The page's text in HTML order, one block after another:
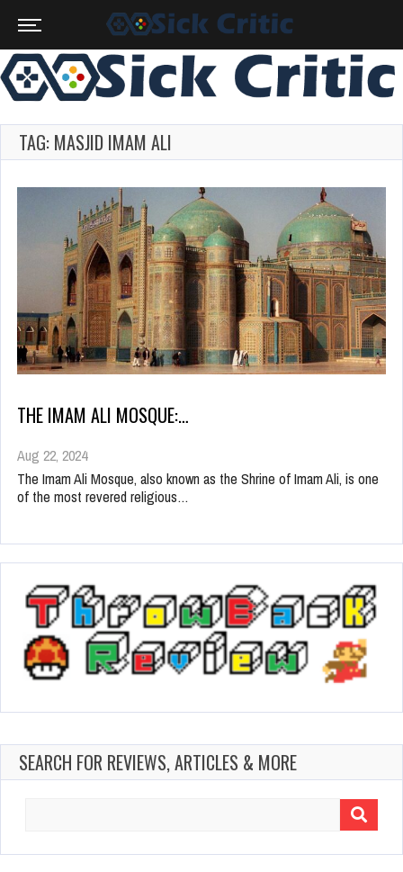
TAG: MASJID IMAM ALI
THE IMAM ALI MOSQUE:…
Aug 22, 2024
The Imam Ali Mosque, also known as the Shrine of Imam Ali, is one
of the most revered religious…
SEARCH FOR REVIEWS, ARTICLES & MORE